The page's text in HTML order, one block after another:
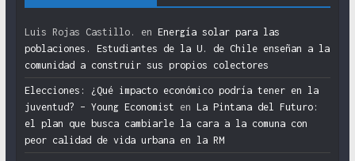
Luis Rojas Castillo. en Energía solar para las
poblaciones. Estudiantes de la U. de Chile enseñan a la
comunidad a construir sus propios colectores
Elecciones: ¿Qué impacto económico podría tener en la
juventud? – Young Economist en La Pintana del Futuro:
el plan que busca cambiarle la cara a la comuna con
peor calidad de vida urbana en la RM